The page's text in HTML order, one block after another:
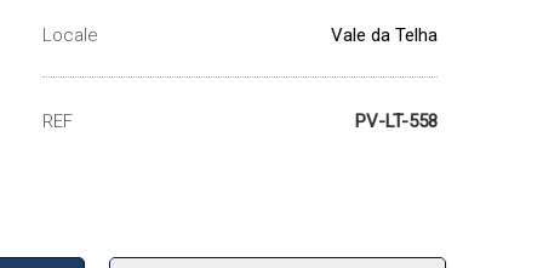
Locale Vale da Telha
REF PV-LT-558